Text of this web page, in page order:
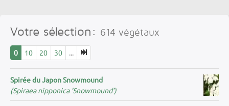
Votre sélection: 614 végétaux
0 10 20 30
Spirée du Japon Snowmound
(Spiraea nipponica ’Snowmound’)